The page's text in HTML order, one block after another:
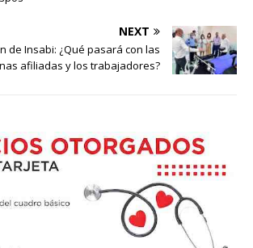
NEXT
de Insabi: ¿Qué pasará con las
afiliadas y los trabajadores?